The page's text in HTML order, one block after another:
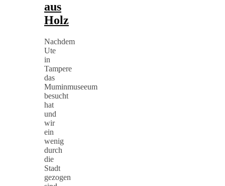
aus
Holz
Nachdem
Ute
in
Tampere
das
Muminmuseeum
besucht
hat
und
wir
ein
wenig
durch
die
Stadt
gezogen